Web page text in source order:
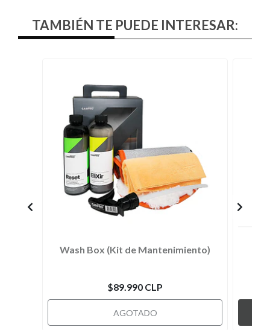
TAMBIÉN TE PUEDE INTERESAR:
Wash Box (Kit de Mantenimiento)
$89.990 CLP
AGOTADO